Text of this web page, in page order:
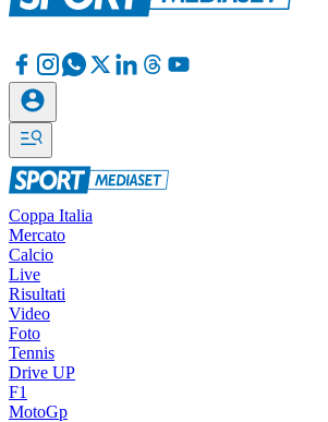
Coppa Italia
Mercato
Calcio
Live
Risultati
Video
Foto
Tennis
Drive UP
F1
MotoGp